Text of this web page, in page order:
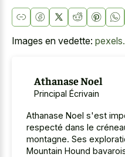
Images en vedette:
Athanase Noel
Principal Écrivain
Athanase Noel s'est
respecté dans le
montagne. Ses
Mountain Hound